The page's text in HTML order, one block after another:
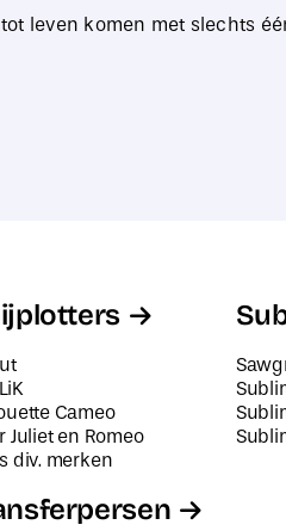
leven komen met slechts
Cameo
Juliet en Romeo
div. merken